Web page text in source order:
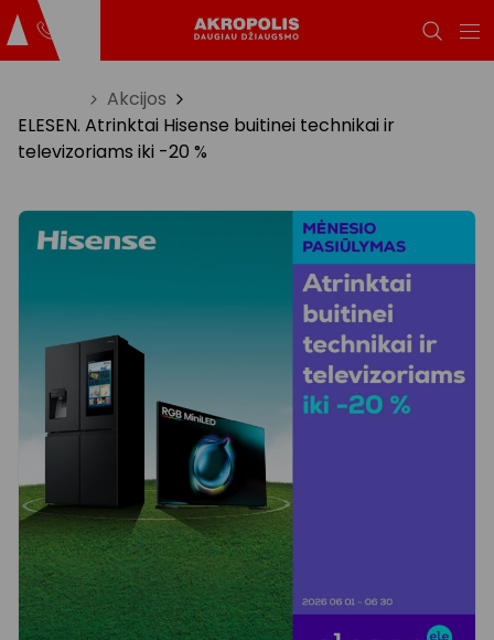
Akcijos
ELESEN. Atrinktai Hisense buitinei technikai ir
televizoriams iki -20 %